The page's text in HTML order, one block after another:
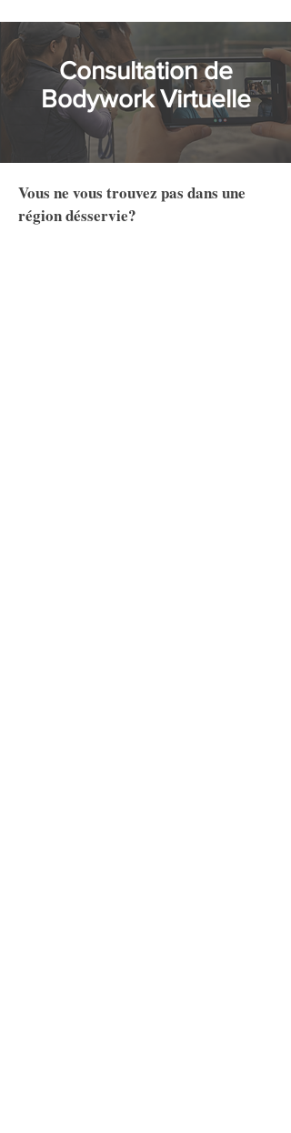
Consultation de
Bodywork Virtuelle
Vous ne vous trouvez pas dans une
région désservie?